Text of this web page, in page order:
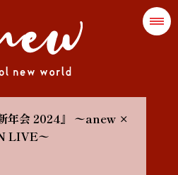
年会 2024』 〜anew ×
LIVE〜